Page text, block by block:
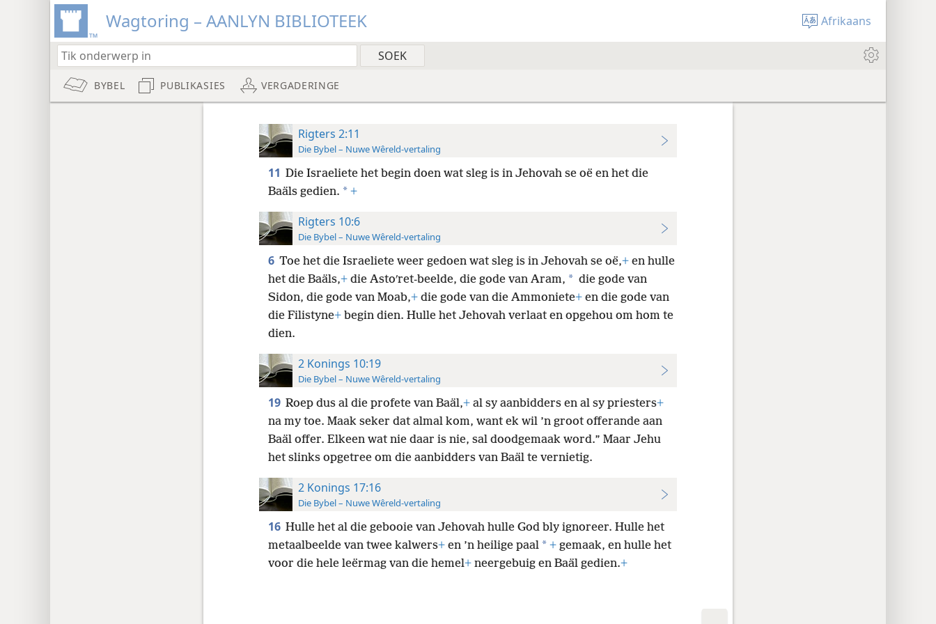
Wagtoring – AANLYN BIBLIOTEEK Afrikaans
BYBEL PUBLIKASIES VERGADERINGE
Rigters 2:11
Die Bybel – Nuwe Wêreld-vertaling
11 Die Israeliete het begin doen wat sleg is in Jehovah se oë en het die
Baäls gedien. * +
Rigters 10:6
Die Bybel – Nuwe Wêreld-vertaling
6 Toe het die Israeliete weer gedoen wat sleg is in Jehovah se oë,+en hulle
het die Baäls,+die Astoʹret-beelde, die gode van Aram, * die gode van
Sidon, die gode van Moab,+die gode van die Ammoniete+en die gode van
die Filistyne+begin dien. Hulle het Jehovah verlaat en opgehou om hom te
dien.
2 Konings 10:19
Die Bybel – Nuwe Wêreld-vertaling
19 Roep dus al die profete van Baäl,+al sy aanbidders en al sy priesters+
na my toe. Maak seker dat almal kom, want ek wil ’n groot offerande aan
Baäl offer. Elkeen wat nie daar is nie, sal doodgemaak word.” Maar Jehu
het slinks opgetree om die aanbidders van Baäl te vernietig.
2 Konings 17:16
Die Bybel – Nuwe Wêreld-vertaling
16 Hulle het al die gebooie van Jehovah hulle God bly ignoreer. Hulle het
metaalbeelde van twee kalwers+en ’n heilige paal * +gemaak, en hulle het
voor die hele leërmag van die hemel+neergebuig en Baäl gedien.+